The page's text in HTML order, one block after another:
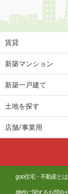
賃貸
新築マンション
新築一戸建て
土地を探す
店舗/事業用
goo住宅・不動産とは
物件に関するお問合